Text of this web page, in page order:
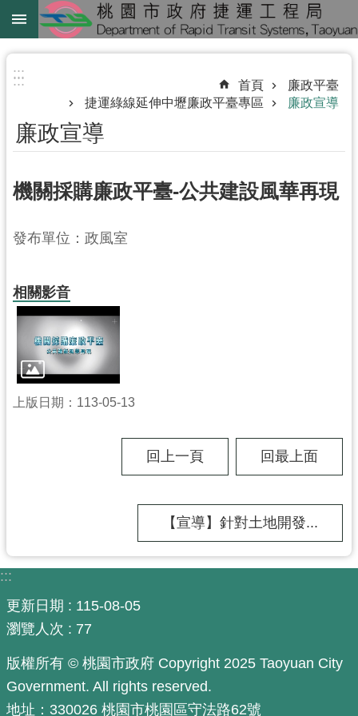
跳到主要內容區塊
綠
延
中
鐵
地
下
進
搜
尋
息
告
業
務
訊
:::
::: 首頁
廉政平臺
捷運綠線延伸中壢廉政平臺專區
廉政宣導
廉政宣導
機關採購廉政平臺-公共建設風華再現
發布單位：政風室
相關影音
上版日期：113-05-13
回上一頁 回最上面
【宣導】針對土地開發...
:::
更新日期
115-08-05
瀏覽人次
77
版權所有 © 桃園市政府 Copyright 2025 Taoyuan City
Government. All rights reserved.
地址：330026 桃園市桃園區守法路62號